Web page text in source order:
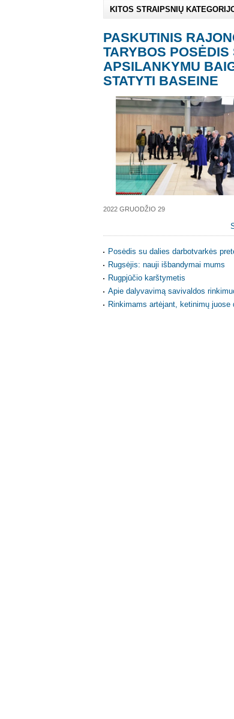
KITOS STRAIPSNIŲ
PASKUTINIS
TARYBOS POSĖDIS
APSILANKYMU
STATYTI BASEINE
2022 GRUODŽIO 29
Posėdis su dalies darbotvarkės
Rugsėjis: nauji išbandymai mums
Rugpjūčio karštymetis
Apie dalyvavimą savivaldos
Rinkimams artėjant, ketinimų juose